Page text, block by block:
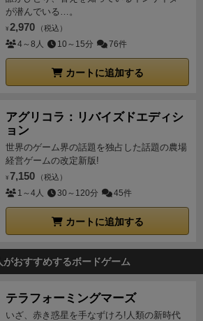
が潜んでいる…。
¥ 2,970 （税込）
4～8人 10～15分 76件
カートに追加する
アグリコラ：リバイズドエディシ
ョン
世界のゲーム界の話題を独占した話題の農場
経営ゲームの改定新版!
¥ 7,150 （税込）
1～4人 30～120分 45件
カートに追加する
がおすすめするボードゲーム
テラフォーミングマーズ
いざ、赤き惑星を手なずけろ!人類の新時代